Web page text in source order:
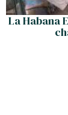
La Habana